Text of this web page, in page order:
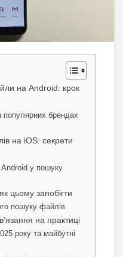
на Android: крок
популярних брендах
на iOS: секрети
Android у пошуку
цьому запобігти
пошуку файлів
на практиці
року та майбутні